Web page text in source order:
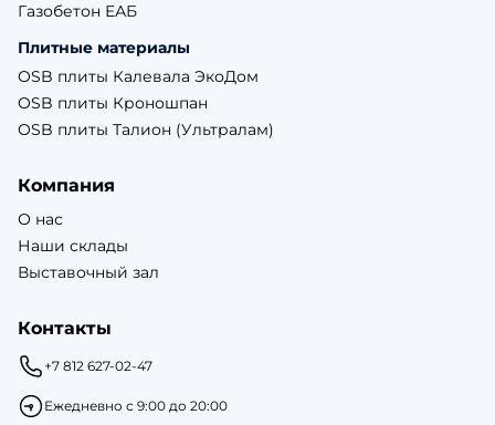
Газобетон ЕАБ
Плитные материалы
OSB плиты Калевала ЭкоДом
OSB плиты Кроношпан
OSB плиты Талион (Ультралам)
Компания
О нас
Наши склады
Выставочный зал
Контакты
+7 812 627-02-47
Ежедневно с 9:00 до 20:00